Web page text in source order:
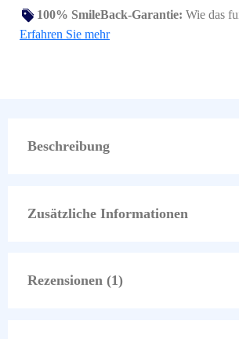
100% SmileBack-Garantie: Wie das
Erfahren Sie mehr
Beschreibung
Zusätzliche Informationen
Rezensionen (1)